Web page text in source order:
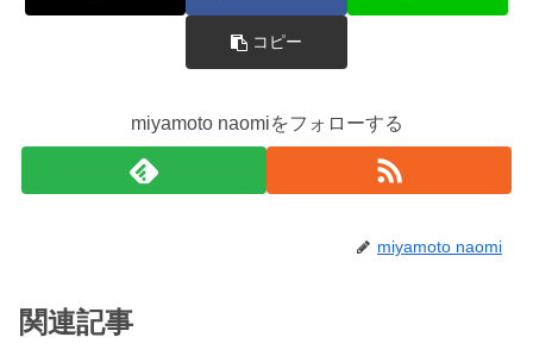
コピー
miyamoto naomiをフォローする
miyamoto naomi
関連記事